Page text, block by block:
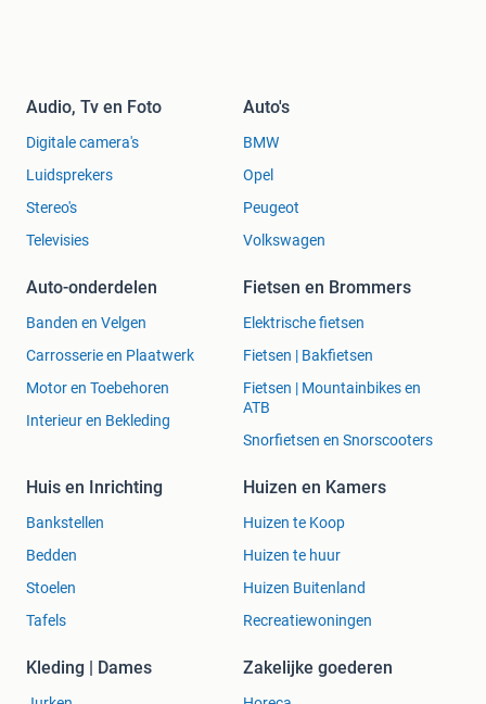
Audio, Tv en Foto
Digitale camera's
Luidsprekers
Stereo's
Televisies
Auto's
BMW
Opel
Peugeot
Volkswagen
Auto-onderdelen
Banden en Velgen
Carrosserie en Plaatwerk
Motor en Toebehoren
Interieur en Bekleding
Fietsen en Brommers
Elektrische fietsen
Fietsen | Bakfietsen
Fietsen | Mountainbikes en
ATB
Snorfietsen en Snorscooters
Huis en Inrichting
Bankstellen
Bedden
Stoelen
Tafels
Huizen en Kamers
Huizen te Koop
Huizen te huur
Huizen Buitenland
Recreatiewoningen
Kleding | Dames Zakelijke goederen